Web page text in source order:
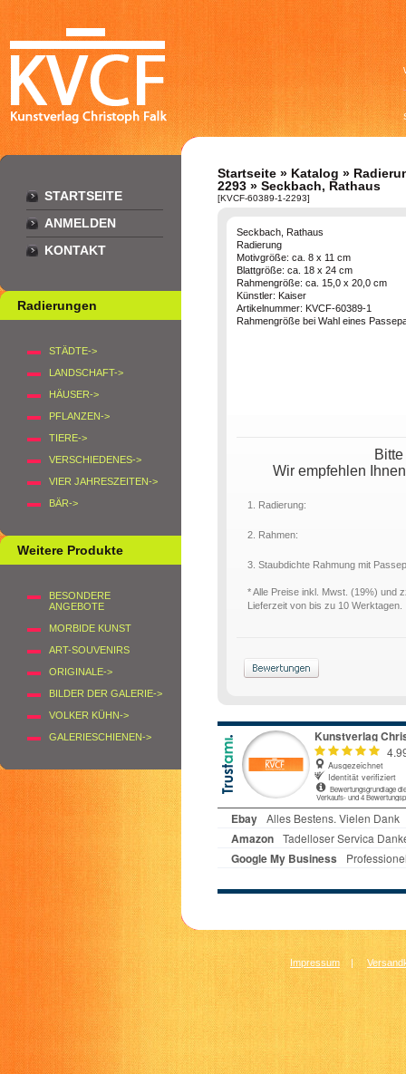
STARTSEITE
ANMELDEN
KONTAKT
Radierungen
STÄDTE->
LANDSCHAFT->
HÄUSER->
PFLANZEN->
TIERE->
VERSCHIEDENES->
VIER JAHRESZEITEN->
BÄR->
Weitere Produkte
BESONDERE
ANGEBOTE
MORBIDE KUNST
ART-SOUVENIRS
ORIGINALE->
BILDER DER GALERIE->
VOLKER KÜHN->
GALERIESCHIENEN->
Startseite » Katalog »
2293 » Seckbach, Rathaus
[KVCF-60389-1-2293]
Seckbach, Rathaus
Radierung
Motivgröße: ca. 8 x 11 cm
Blattgröße: ca. 18 x 24 cm
Rahmengröße: ca. 15,0 x 20,0 cm
Künstler: Kaiser
Artikelnummer: KVCF-60389-1
Rahmengröße bei Wahl eines
Wir empfehlen
1. Radierung:
2. Rahmen:
3. Staubdichte Rahmung mit
* Alle Preise inkl. Mwst. (19%) und
Lieferzeit von bis zu 10 Werktagen.
Impressum |